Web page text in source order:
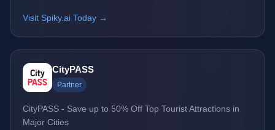
Visit Spiky.ai Today →
CityPASS
Partner
CityPASS - Save up to 50% Off Top Tourist Attractions in
Major Cities